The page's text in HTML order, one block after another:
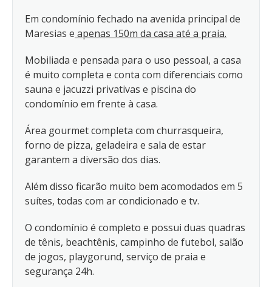
Em condomínio fechado na avenida principal de
Maresias e apenas 150m da casa até a praia.
Mobiliada e pensada para o uso pessoal, a casa
é muito completa e conta com diferenciais como
sauna e jacuzzi privativas e piscina do
condomínio em frente à casa.
Área gourmet completa com churrasqueira,
forno de pizza, geladeira e sala de estar
garantem a diversão dos dias.
Além disso ficarão muito bem acomodados em 5
suítes, todas com ar condicionado e tv.
O condomínio é completo e possui duas quadras
de tênis, beachtênis, campinho de futebol, salão
de jogos, playgorund, serviço de praia e
segurança 24h.